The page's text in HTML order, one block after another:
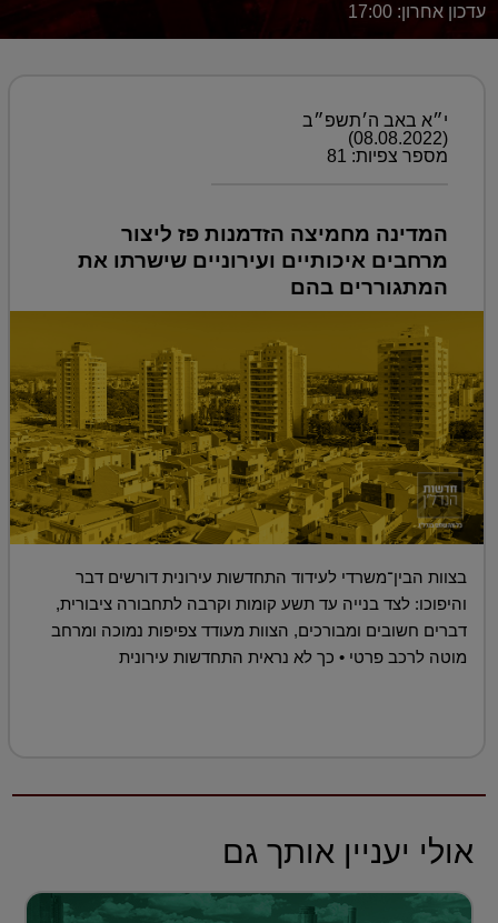
עדכון אחרון: 17:00
י״א באב ה׳תשפ״ב
(08.08.2022)
מספר צפיות: 81
המדינה מחמיצה הזדמנות פז ליצור
מרחבים איכותיים ועירוניים שישרתו את
המתגוררים בהם
בצוות הבין־משרדי לעידוד התחדשות עירונית דורשים דבר
והיפוכו: לצד בנייה עד תשע קומות וקרבה לתחבורה ציבורית,
דברים חשובים ומבורכים, הצוות מעודד צפיפות נמוכה ומרחב
מוטה לרכב פרטי • כך לא נראית התחדשות עירונית
אולי יעניין אותך גם